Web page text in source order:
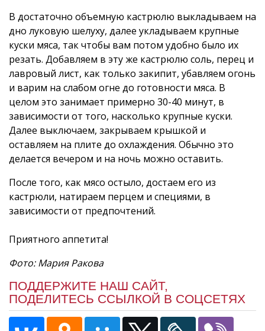
В достаточно объемную кастрюлю выкладываем на
дно луковую шелуху, далее укладываем крупные
куски мяса, так чтобы вам потом удобно было их
резать. Добавляем в эту же кастрюлю соль, перец и
лавровый лист, как только закипит, убавляем огонь
и варим на слабом огне до готовности мяса. В
целом это занимает примерно 30-40 минут, в
зависимости от того, насколько крупные куски.
Далее выключаем, закрываем крышкой и
оставляем на плите до охлаждения. Обычно это
делается вечером и на ночь можно оставить.
После того, как мясо остыло, достаем его из
кастрюли, натираем перцем и специями, в
зависимости от предпочтений.
Приятного аппетита!
Фото: Мария Ракова
ПОДДЕРЖИТЕ НАШ САЙТ,
ПОДЕЛИТЕСЬ ССЫЛКОЙ В СОЦСЕТЯХ